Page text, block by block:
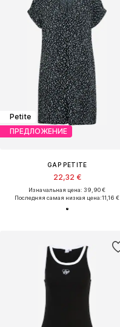
Petite
ПРЕДЛОЖЕНИЕ
GAP PETITE
22,32 €
Изначальная цена: 39,90 €
Последняя самая низкая цена:11,16 €